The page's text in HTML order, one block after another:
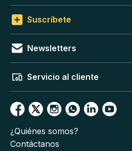
Suscríbete
Newsletters
Servicio al cliente
¿Quiénes somos?
Contáctanos